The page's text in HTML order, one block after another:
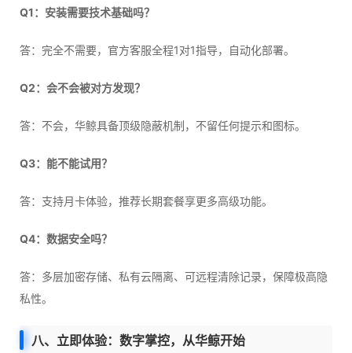
Q1：安装需要技术基础吗？
答：完全不需要，官方客服全程1对1指导，自动化部署。
Q2：会不会被对方发现？
答：不会，华鲸具备顶级隐蔽机制，不留任何提示和图标。
Q3：能不能试用？
答：支持月卡体验，推荐长期套餐享更多高级功能。
Q4：数据安全吗？
答：多层加密存储、私有云隔离、可远程清除记录，保障极高隐
私性。
八、立即体验：数字掌控，从华鲸开始